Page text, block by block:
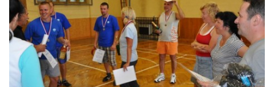
NOVINKY
FOTOALBUM
VIDEA